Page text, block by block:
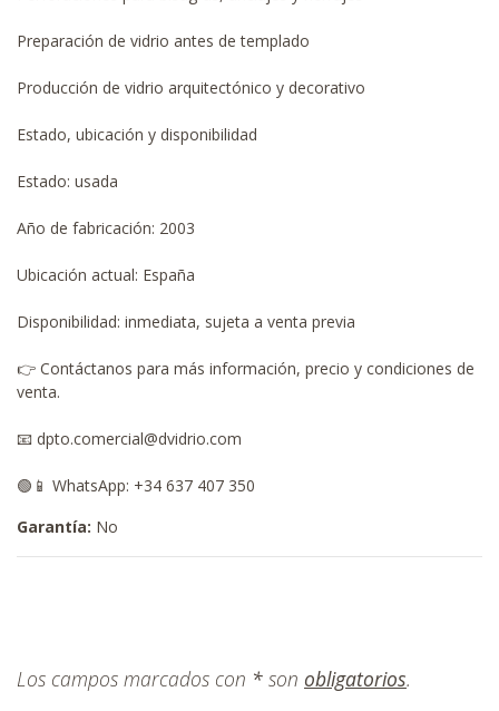
Preparación de vidrio antes de templado
Producción de vidrio arquitectónico y decorativo
Estado, ubicación y disponibilidad
Estado: usada
Año de fabricación: 2003
Ubicación actual: España
Disponibilidad: inmediata, sujeta a venta previa
👉 Contáctanos para más información, precio y condiciones de
venta.
📧 dpto.comercial@dvidrio.com
🟢📱 WhatsApp: +34 637 407 350
Garantía: No
Los campos marcados con * son obligatorios.